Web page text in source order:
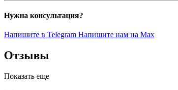
Нужна консультация?
Напишите в Telegram Напишите нам на Max
Отзывы
Показать еще